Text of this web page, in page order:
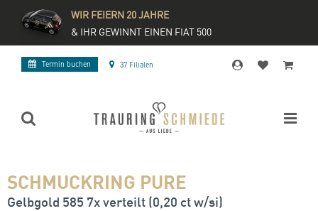
WIR FEIERN 20 JAHRE
& IHR GEWINNT EINEN FIAT 500
Termin buchen 37 Filialen
SCHMUCKRING PURE
Gelbgold 585 7x verteilt (0,20 ct w/si)